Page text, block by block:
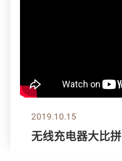
2019.10.15
无线充电器大比拼